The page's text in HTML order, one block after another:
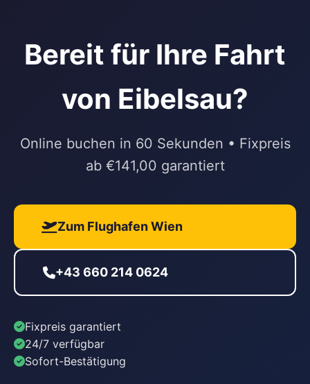
Bereit für Ihre Fahrt
von Eibelsau?
Online buchen in 60 Sekunden • Fixpreis
ab €141,00 garantiert
Zum Flughafen Wien
+43 660 214 0624
Fixpreis garantiert
24/7 verfügbar
Sofort-Bestätigung